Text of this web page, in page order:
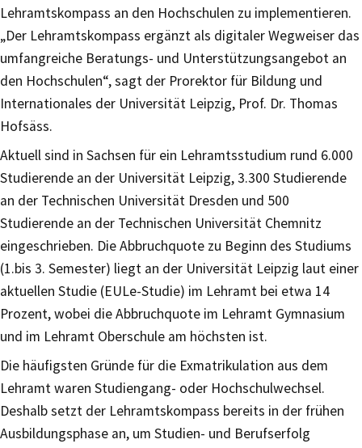
Lehramtskompass an den Hochschulen zu implementieren.
„Der Lehramtskompass ergänzt als digitaler Wegweiser das
umfangreiche Beratungs- und Unterstützungsangebot an
den Hochschulen“, sagt der Prorektor für Bildung und
Internationales der Universität Leipzig, Prof. Dr. Thomas
Hofsäss.
Aktuell sind in Sachsen für ein Lehramtsstudium rund 6.000
Studierende an der Universität Leipzig, 3.300 Studierende
an der Technischen Universität Dresden und 500
Studierende an der Technischen Universität Chemnitz
eingeschrieben. Die Abbruchquote zu Beginn des Studiums
(1.bis 3. Semester) liegt an der Universität Leipzig laut einer
aktuellen Studie (EULe-Studie) im Lehramt bei etwa 14
Prozent, wobei die Abbruchquote im Lehramt Gymnasium
und im Lehramt Oberschule am höchsten ist.
Die häufigsten Gründe für die Exmatrikulation aus dem
Lehramt waren Studiengang- oder Hochschulwechsel.
Deshalb setzt der Lehramtskompass bereits in der frühen
Ausbildungsphase an, um Studien- und Berufserfolg